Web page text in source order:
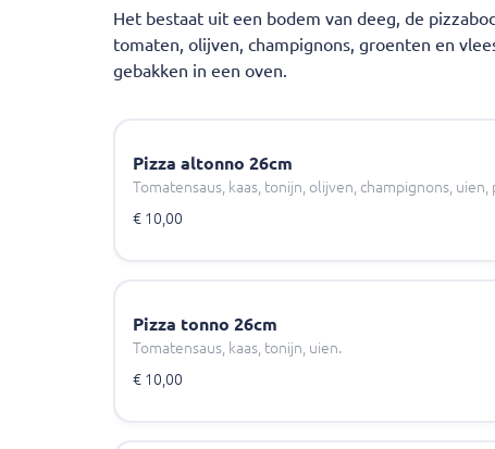
Het bestaat uit een bodem van deeg, de
tomaten, olijven, champignons, groenten en
gebakken in een oven.
Pizza altonno 26cm
Tomatensaus, kaas, tonijn, olijven, champignons, uien,
€ 10,00
Pizza tonno 26cm
Tomatensaus, kaas, tonijn, uien.
€ 10,00